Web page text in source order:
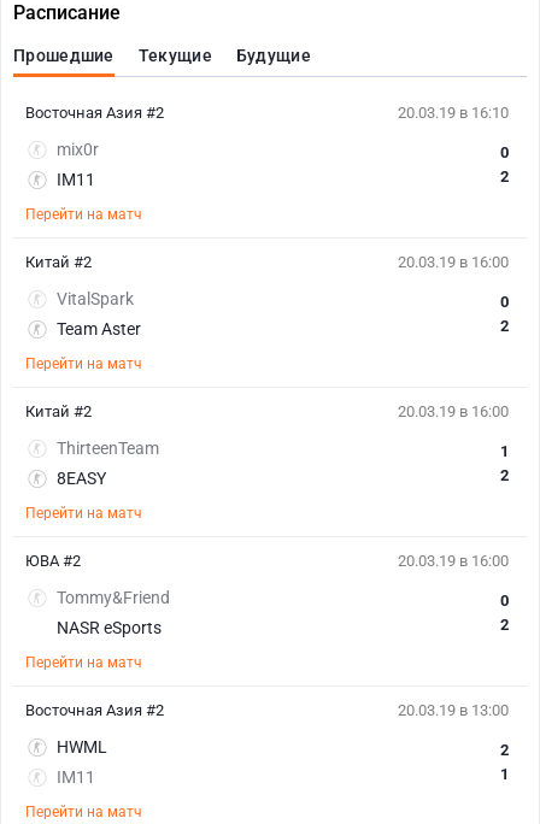
Расписание
Прошедшие Текущие Будущие
20.03.19 в 16:10
mix0r
IM11
0
2
Перейти на матч
Восточная Азия #2
20.03.19 в 16:00
VitalSpark
Team Aster
0
2
Перейти на матч
Китай #2
20.03.19 в 16:00
ThirteenTeam
8EASY
1
2
Перейти на матч
Китай #2
20.03.19 в 16:00
Tommy&Friend
NASR eSports
0
2
Перейти на матч
ЮВА #2
20.03.19 в 13:00
HWML
IM11
2
1
Перейти на матч
Восточная Азия #2